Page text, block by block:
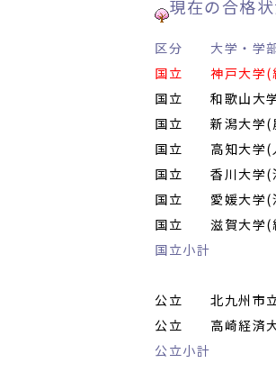
現在の合格状
区分 大学
国立 神戸大学(
国立 和歌山大学
国立 新潟大学(
国立 高知大学(
国立 香川大学(
国立 愛媛大学(
国立 滋賀大学(
国立小計
公立 北九州市
公立 高崎経済
公立小計